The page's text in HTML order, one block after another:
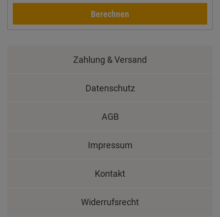
Berechnen
Zahlung & Versand
Datenschutz
AGB
Impressum
Kontakt
Widerrufsrecht